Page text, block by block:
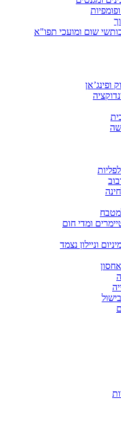
שום ומועכי תפו"א
ופינג’אן
ומדי חום
וניילון נצמד